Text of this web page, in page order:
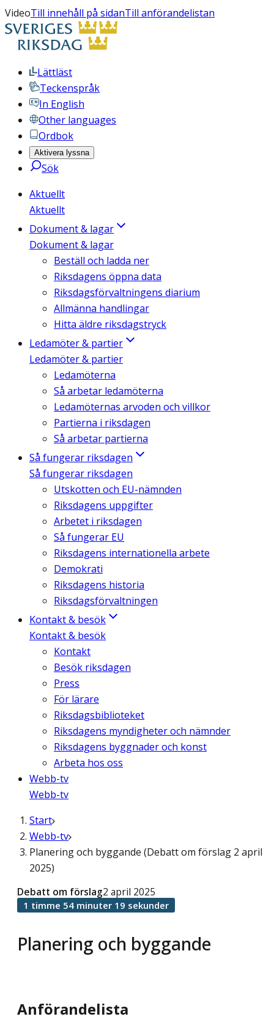
VideoTill innehåll på sidanTill anförandelistan
Lättläst
Teckenspråk
In English
Other languages
Ordbok
Aktivera lyssna
Sök
Aktuellt
Aktuellt
Dokument & lagar
Dokument & lagar
Beställ och ladda ner
Riksdagens öppna data
Riksdagsförvaltningens diarium
Allmänna handlingar
Hitta äldre riksdagstryck
Ledamöter & partier
Ledamöter & partier
Ledamöterna
Så arbetar ledamöterna
Ledamöternas arvoden och villkor
Partierna i riksdagen
Så arbetar partierna
Så fungerar riksdagen
Så fungerar riksdagen
Utskotten och EU-nämnden
Riksdagens uppgifter
Arbetet i riksdagen
Så fungerar EU
Riksdagens internationella arbete
Demokrati
Riksdagens historia
Riksdagsförvaltningen
Kontakt & besök
Kontakt & besök
Kontakt
Besök riksdagen
Press
För lärare
Riksdagsbiblioteket
Riksdagens myndigheter och nämnder
Riksdagens byggnader och konst
Arbeta hos oss
Webb-tv
Webb-tv
Start
Webb-tv
Planering och byggande (Debatt om förslag 2 april
2025)
Planering och byggande
Debatt om förslag2 april 2025
1 timme 54 minuter 19 sekunder
Anförandelista